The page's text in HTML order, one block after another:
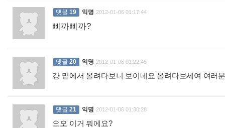
댓글 19 익명 2012-01-06 01:17:44
삐까삐까?
댓글 20 익명 2012-01-06 01:22:45
걍 밑에서 올려다보니 보이네요 올려다보세여 여러
댓글 21 익명 2012-01-06 01:30:28
오오 이거 뭐에요?